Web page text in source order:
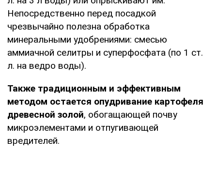
Непосредственно перед посадкой
чрезвычайно полезна обработка
минеральными удобрениями: смесью
аммиачной селитры и суперфосфата (по 1 ст.
л. на ведро воды).
Также традиционным и эффективным
методом остается опудривание картофеля
древесной золой, обогащающей почву
микроэлементами и отпугивающей
вредителей.